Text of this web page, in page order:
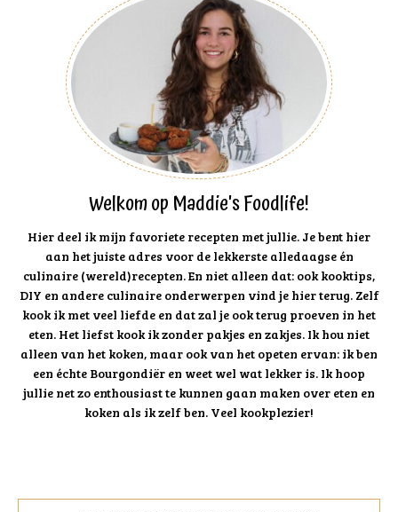
Welkom op Maddie's Foodlife!
Hier deel ik mijn favoriete recepten met jullie. Je bent hier
aan het juiste adres voor de lekkerste alledaagse én
culinaire (wereld)recepten. En niet alleen dat: ook kooktips,
DIY en andere culinaire onderwerpen vind je hier terug. Zelf
kook ik met veel liefde en dat zal je ook terug proeven in het
eten. Het liefst kook ik zonder pakjes en zakjes. Ik hou niet
alleen van het koken, maar ook van het opeten ervan: ik ben
een échte Bourgondiër en weet wel wat lekker is. Ik hoop
jullie net zo enthousiast te kunnen gaan maken over eten en
koken als ik zelf ben. Veel kookplezier!